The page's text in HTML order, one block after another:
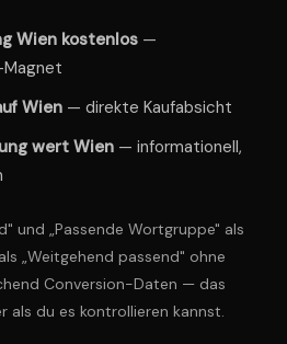
Wien kostenlos —
Wien — direkte Kaufabsicht
wert Wien — informationell,
und „Passende Wortgruppe" als
„Weitgehend passend" ohne
Conversion-Daten — das
als du es kontrollieren kannst.